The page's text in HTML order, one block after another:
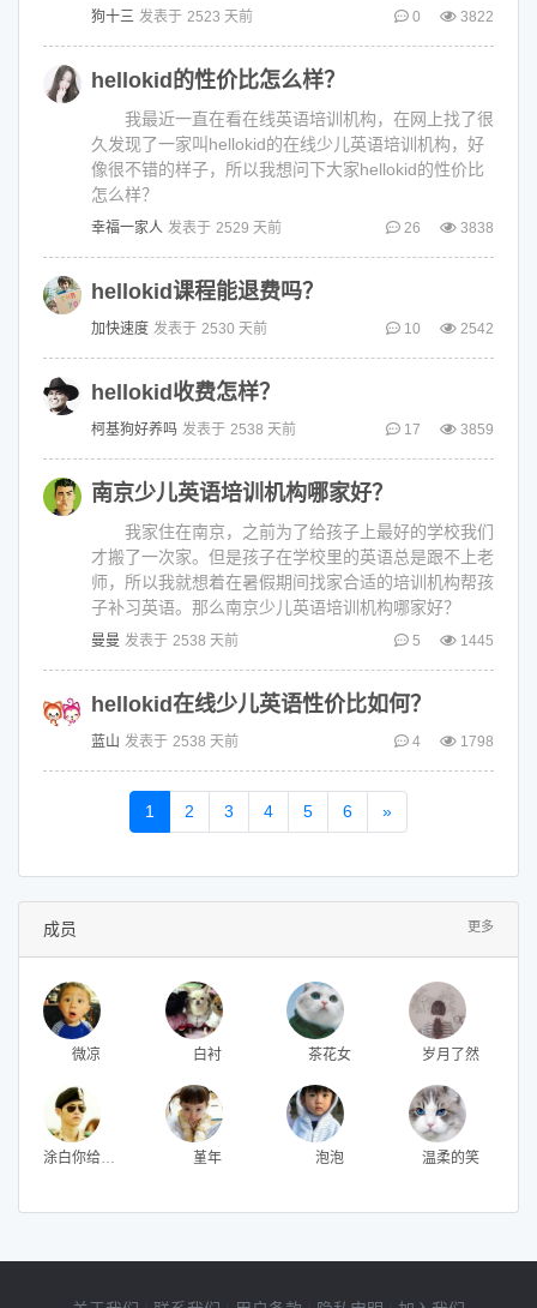
狗十三 发表于 2523 天前 0 3822
hellokid的性价比怎么样？
我最近一直在看在线英语培训机构，在网上找了很
久发现了一家叫hellokid的在线少儿英语培训机构，好
像很不错的样子，所以我想问下大家hellokid的性价比
怎么样？
幸福一家人 发表于 2529 天前 26 3838
hellokid课程能退费吗？
加快速度 发表于 2530 天前 10 2542
hellokid收费怎样？
柯基狗好养吗 发表于 2538 天前 17 3859
南京少儿英语培训机构哪家好？
我家住在南京，之前为了给孩子上最好的学校我们
才搬了一次家。但是孩子在学校里的英语总是跟不上老
师，所以我就想着在暑假期间找家合适的培训机构帮孩
子补习英语。那么南京少儿英语培训机构哪家好？
曼曼 发表于 2538 天前 5 1445
hellokid在线少儿英语性价比如何？
蓝山 发表于 2538 天前 4 1798
1 2 3 4 5 6 »
成员 更多
微凉 白衬 茶花女 岁月了然
涂白你给我的黑色记忆 堇年 泡泡 温柔的笑